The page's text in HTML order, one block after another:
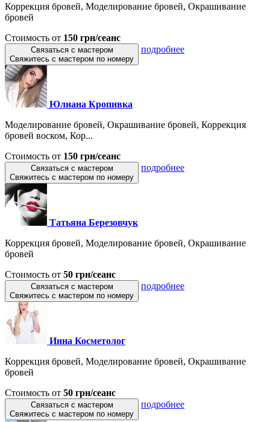
Коррекция бровей, Моделирование бровей, Окрашивание
бровей
Стоимость от 150 грн/сеанс
Связаться с мастером
Свяжитесь с мастером по номеру
подробнее
Юлиана Кропивка
Моделирование бровей, Окрашивание бровей, Коррекция
бровей воском, Кор...
Стоимость от 150 грн/сеанс
Связаться с мастером
Свяжитесь с мастером по номеру
подробнее
Татьяна Березовчук
Коррекция бровей, Моделирование бровей, Окрашивание
бровей
Стоимость от 50 грн/сеанс
Связаться с мастером
Свяжитесь с мастером по номеру
подробнее
Инна Косметолог
Коррекция бровей, Моделирование бровей, Окрашивание
бровей
Стоимость от 50 грн/сеанс
Связаться с мастером
Свяжитесь с мастером по номеру
подробнее